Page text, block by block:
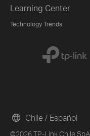
Learning Center
Technology Trends
©2026 TP-Link Chile
Chile / Español